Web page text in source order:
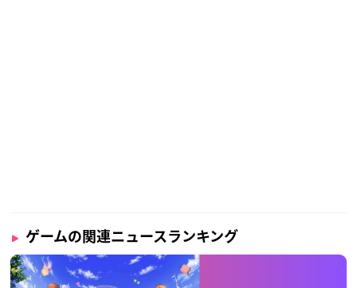
ゲームの関連ニュースランキング